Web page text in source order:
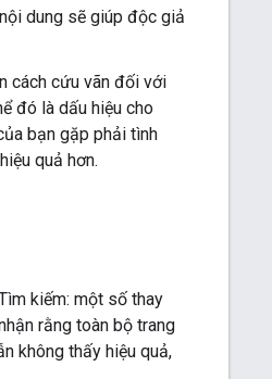
dung sẽ giúp độc giả
cách cứu vãn đối với
đó là dấu hiệu cho
bạn gặp phải tình
quả hơn.
kiếm: một số thay
rằng toàn bộ trang
không thấy hiệu quả,